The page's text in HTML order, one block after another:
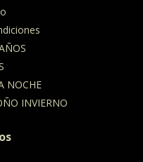
NOCHE
INVIERNO